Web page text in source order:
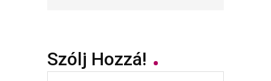
Szólj Hozzá!